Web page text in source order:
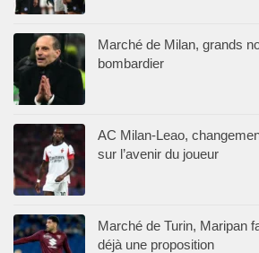
Marché de Milan, grands
bombardier
AC Milan-Leao,
sur l’avenir du joueur
Marché de Turin, Maripan
déjà une proposition